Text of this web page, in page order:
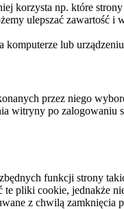
korzysta np. które
ulepszać zawartość i
komputerze lub
przez niego
witryny po zalogowaniu
funkcji strony
pliki cookie, jednakże
z chwilą zamknięcia